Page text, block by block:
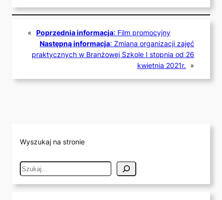
« Poprzednia informacja: Film promocyjny
Następną informacja: Zmiana organizacji zajęć
praktycznych w Branżowej Szkole I stopnia od 26
kwietnia 2021r.
»
Wyszukaj na stronie
S